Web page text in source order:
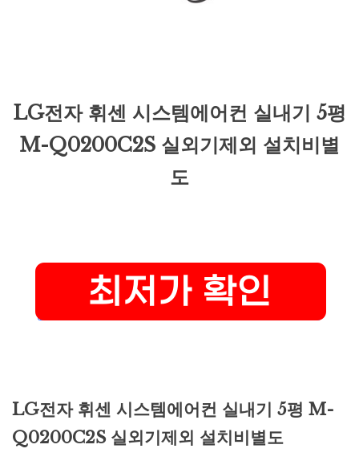
LG전자 휘센 시스템에어컨 실내기 5평
M-Q0200C2S 실외기제외 설치비별
도
LG전자 휘센 시스템에어컨 실내기 5평 M-
Q0200C2S 실외기제외 설치비별도